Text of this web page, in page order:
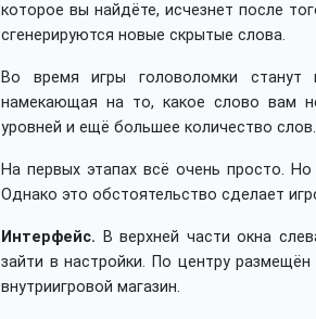
которое вы найдёте, исчезнет после
сгенерируются новые скрытые слова.
Во время игры головоломки
намекающая на то, какое слово вам
уровней и ещё большее количество слов.
На первых этапах всё очень просто.
Однако это обстоятельство сделает
Интерфейс. В верхней части окна
зайти в настройки. По центру
внутриигровой магазин.